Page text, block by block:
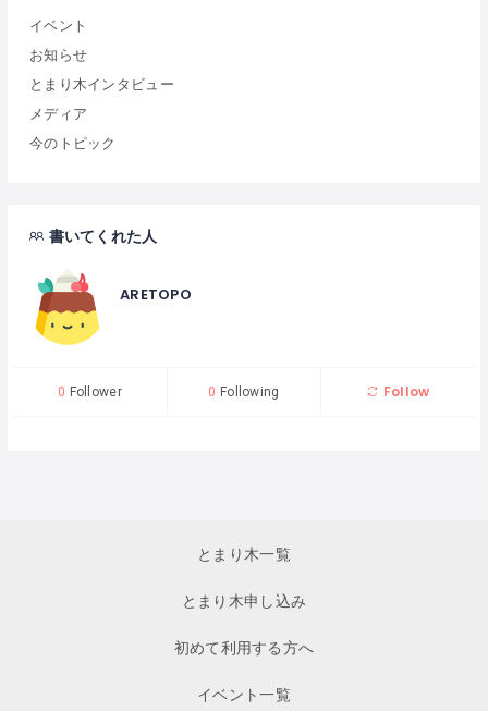
イベント
お知らせ
とまり木インタビュー
メディア
今のトピック
書いてくれた人
ARETOPO
0 Follower 0 Following Follow
とまり木一覧
とまり木申し込み
初めて利用する方へ
イベント一覧